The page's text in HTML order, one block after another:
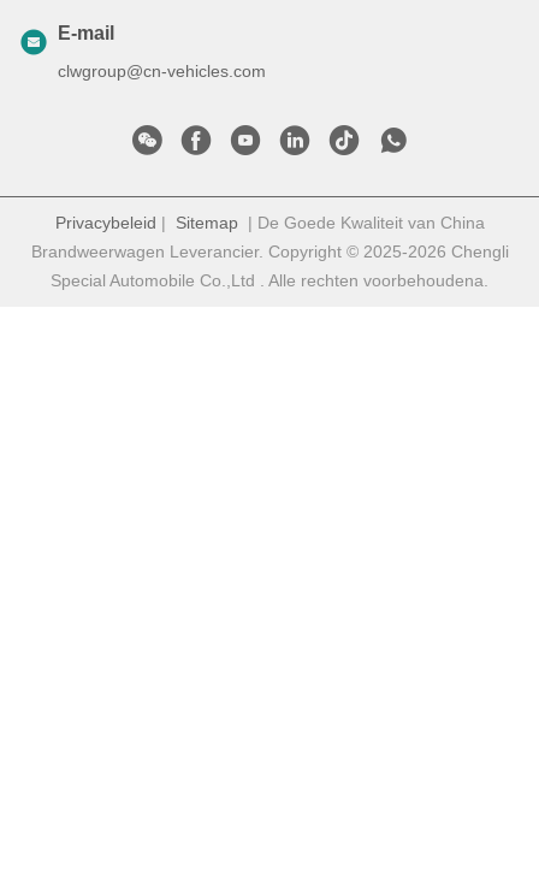
E-mail
clwgroup@cn-vehicles.com
Privacybeleid | Sitemap| De Goede Kwaliteit van China
Brandweerwagen Leverancier. Copyright © 2025-2026 Chengli
Special Automobile Co.,Ltd . Alle rechten voorbehoudena.